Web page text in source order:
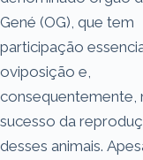
Gené (OG), que tem
participação
oviposição e,
consequentemente,
sucesso da
desses animais.